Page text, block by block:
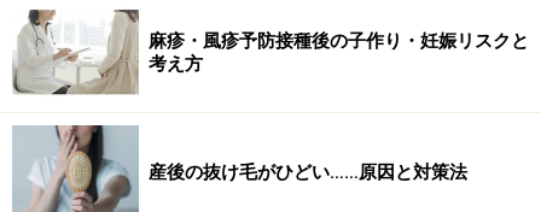
れており、性的な欲求を満たすものは山のようにありま
す。
そういう欲望を振り切って、妻だけを見て、そこだけに
性的欲求を求める夫がどれくらいの割合いるのか、デー
タがありませんからはっきりしたことは言えませんが、
麻疹・風疹予防接種後の子作り・妊娠リスクと
考え方
産後の抜け毛がひどい……原因と対策法